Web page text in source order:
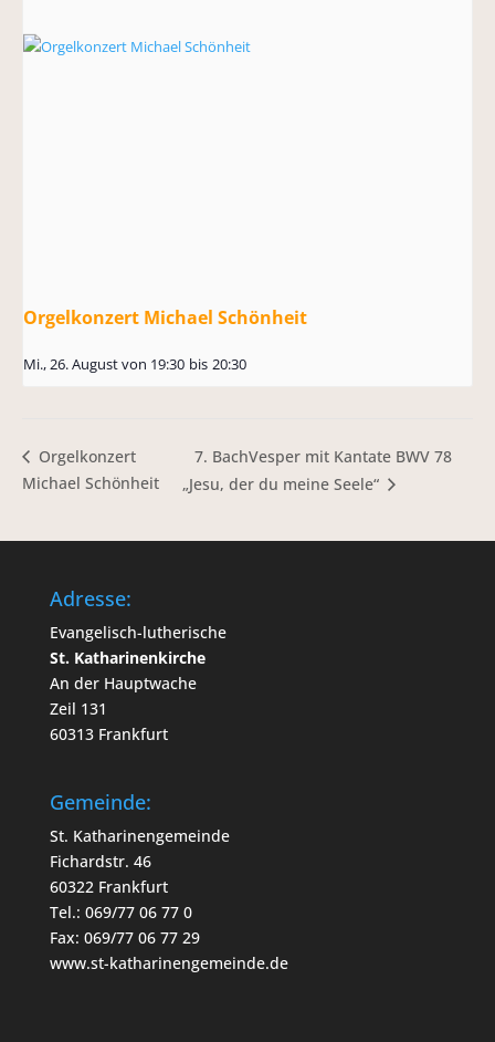
Orgelkonzert Michael Schönheit
Mi., 26. August von 19:30 bis 20:30
Orgelkonzert
Michael Schönheit
7. BachVesper mit Kantate BWV 78
„Jesu, der du meine Seele“
Adresse:
Evangelisch-lutherische
St. Katharinenkirche
An der Hauptwache
Zeil 131
60313 Frankfurt
Gemeinde:
St. Katharinengemeinde
Fichardstr. 46
60322 Frankfurt
Tel.: 069/77 06 77 0
Fax: 069/77 06 77 29
www.st-katharinengemeinde.de